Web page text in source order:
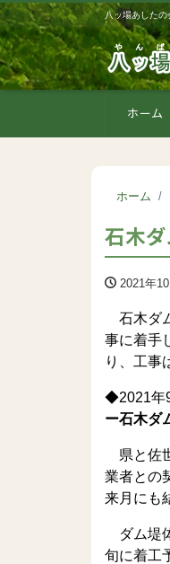
八ッ場あした
ホーム
ホーム
石木
2021年
石木ダ
事に着手
り、工事
◆2021年
ー石木ダ
県と佐
業者との
来月にも
ダム堤
旬に着工